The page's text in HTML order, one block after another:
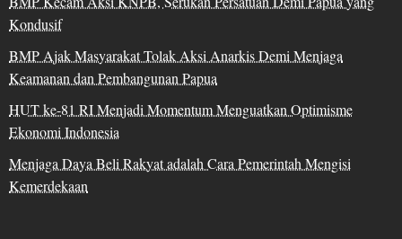
Kondusif
BMP Ajak Masyarakat Tolak Aksi Anarkis Demi Menjaga
Keamanan dan Pembangunan Papua
HUT ke-81 RI Menjadi Momentum Menguatkan Optimisme
Ekonomi Indonesia
Menjaga Daya Beli Rakyat adalah Cara Pemerintah Mengisi
Kemerdekaan